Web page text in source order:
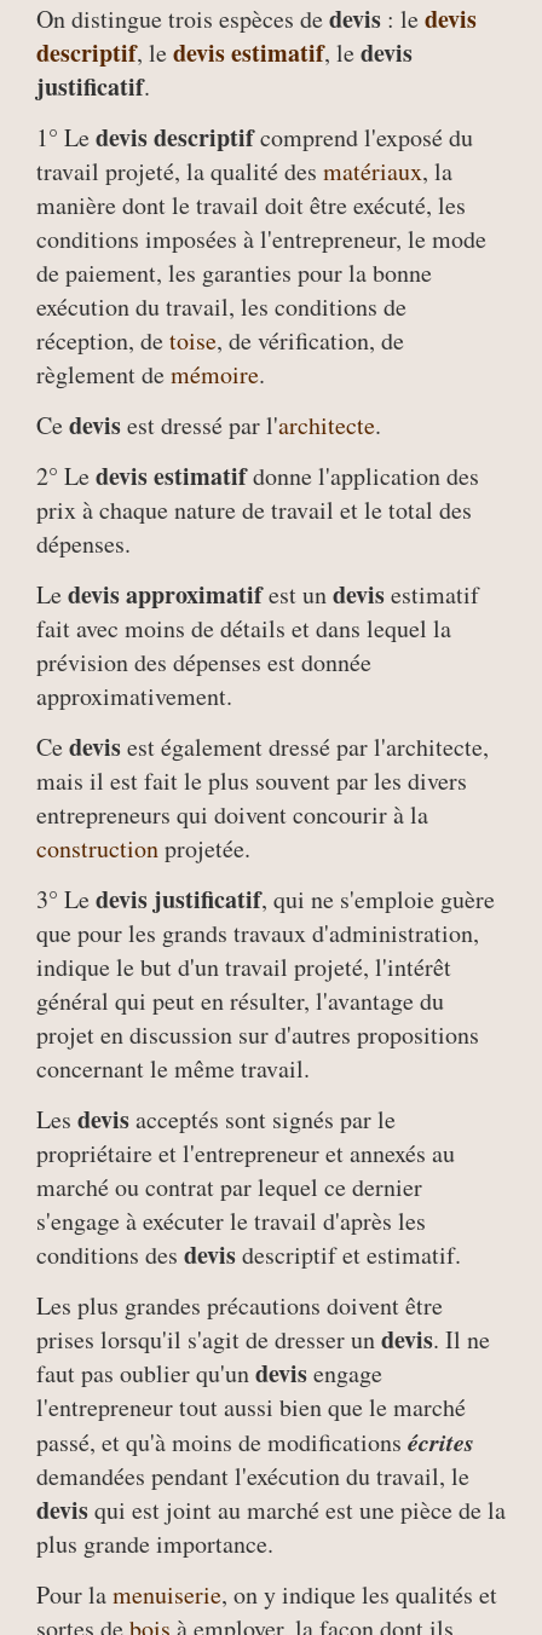
On distingue trois espèces dedevis : ledevis
descriptif, ledevis estimatif, ledevis
justificatif.
1° Ledevis descriptifcomprend l'exposé du
travail projeté, la qualité des matériaux, la
manière dont le travail doit être exécuté, les
conditions imposées à l'entrepreneur, le mode
de paiement, les garanties pour la bonne
exécution du travail, les conditions de
réception, detoise, de vérification, de
règlement demémoire.
Cedevisest dressé par l'architecte.
2° Ledevis estimatifdonne l'application des
prix à chaque nature de travail et le total des
dépenses.
Ledevis approximatifest undevisestimatif
fait avec moins de détails et dans lequel la
prévision des dépenses est donnée
approximativement.
Cedevisest également dressé par l'architecte,
mais il est fait le plus souvent par les divers
entrepreneurs qui doivent concourir à la
constructionprojetée.
3° Ledevis justificatif, qui ne s'emploie guère
que pour les grands travaux d'administration,
indique le but d'un travail projeté, l'intérêt
général qui peut en résulter, l'avantage du
projet en discussion sur d'autres propositions
concernant le même travail.
Les devisacceptés sont signés par le
propriétaire et l'entrepreneur et annexés au
marché ou contrat par lequel ce dernier
s'engage à exécuter le travail d'après les
conditions des devisdescriptif et estimatif.
Les plus grandes précautions doivent être
prises lorsqu'il s'agit de dresser undevis. Il ne
faut pas oublier qu'undevisengage
l'entrepreneur tout aussi bien que le marché
passé, et qu'à moins de modifications écrites
demandées pendant l'exécution du travail, le
devisqui est joint au marché est une pièce de la
plus grande importance.
Pour lamenuiserie, on y indique les qualités et
sortes debois à employer, la façon dont ils